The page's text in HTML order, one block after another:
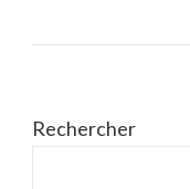
Rechercher